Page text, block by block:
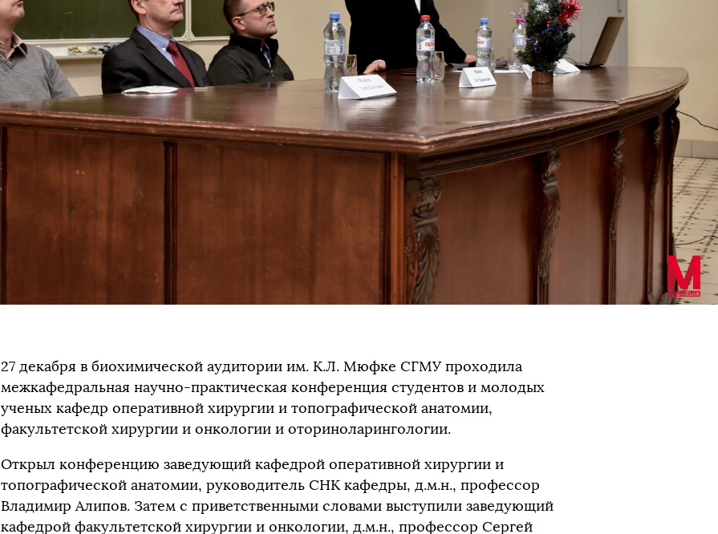
27 декабря в биохимической аудитории им. К.Л. Мюфке СГМУ проходила
межкафедральная научно-практическая конференция студентов и молодых
ученых кафедр оперативной хирургии и топографической анатомии,
факультетской хирургии и онкологии и оториноларингологии.
Открыл конференцию заведующий кафедрой оперативной хирургии и
топографической анатомии, руководитель СНК кафедры, д.м.н., профессор
Владимир Алипов. Затем с приветственными словами выступили заведующий
кафедрой факультетской хирургии и онкологии, д.м.н., профессор Сергей